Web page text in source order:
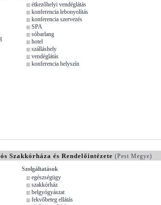
étkezőhelyi vendéglátás
konferencia lebonyolítás
konferencia szervezés
SPA
sóbarlang
hotel
szálláshely
vendéglátás
konferencia helyszín
Szakkórháza és Rendelőintézete (Pest Megye)
Szolgáltatások
egészségügy
szakkórház
belgyógyászat
fekvőbeteg ellátás